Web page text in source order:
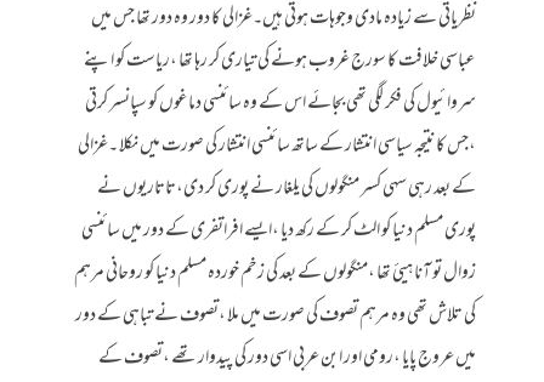
نظریاتی سے زیادہ مادی وجوہات ہوتی ہیں۔غزالی کا دور وہ دور تھا جس میں
عباسی خلافت کا سورج غروب ہونے کی تیاری کر رہا تھا ،ریاست کو اپنے
سروائیول کی فکر لگی تھی بجائے اس کے وہ سائنسی دماغوں کو سپانسر کرتی
،جس کا نتیجہ سیاسی انتشار کے ساتھ سائنسی انتشار کی صورت میں نکلا ۔غزالی
کے بعد رہی سہی کسر منگولوں کی یلغار نے پوری کر دی،تاتاریوں نے
پوری مسلم دنیا کو الٹ کر کے رکھ دیا ،ایسے افراتفری کے دور میں سائنسی
زوال تو آنا ہیئ تھا ،منگولوں کے بعد کی زخم خوردہ مسلم دنیا کو روحانی مرہم
کی تلاش تھی وہ مرہم تصوف کی صورت میں ملا ،تصوف نے تباہی کے دور
میں عروج پایا ،رومی اور ابن عربی اسی دور کی پیدوار تھے ،تصوف کے